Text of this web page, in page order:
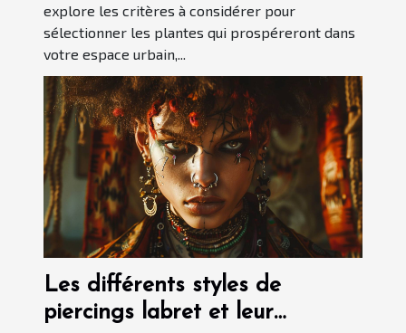
explore les critères à considérer pour
sélectionner les plantes qui prospéreront dans
votre espace urbain,...
Les différents styles de
piercings labret et leur